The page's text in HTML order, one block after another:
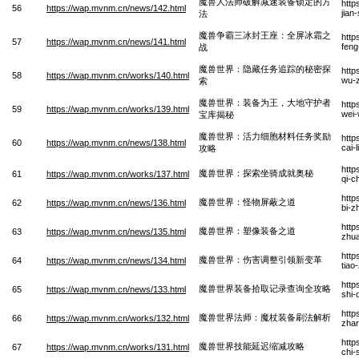
56 https://wap.mvnm.cn/news/142.html
法
57 https://wap.mvnm.cn/news/141.html
魔兽争霸三冰封王座：全屏冰霜之
战
58 https://wap.mvnm.cn/works/140.html
魔兽世界：隐藏任务追踪的秘密探
索
wu-
59 https://wap.mvnm.cn/works/139.html
魔兽世界：装备为王，大地守护者
宝库揭秘
60 https://wap.mvnm.cn/news/138.html
魔兽世界：活力细胞材料任务奖励
攻略
cai-
61 https://wap.mvnm.cn/works/137.html 魔兽世界：探索坐骑成就奥秘
qi-
62 https://wap.mvnm.cn/news/136.html 魔兽世界：怪物屏蔽之道
bi-
63 https://wap.mvnm.cn/news/135.html 魔兽世界：塑像装备之道
64 https://wap.mvnm.cn/news/134.html 魔兽世界：伤害调整引领新变革
65 https://wap.mvnm.cn/news/133.html 魔兽世界装备拾取记录查询全攻略
shi-
66 https://wap.mvnm.cn/works/132.html 魔兽世界法师：魔杖装备刷法解析
67 https://wap.mvnm.cn/works/131.html 魔兽世界技能延迟缩减攻略
chi-